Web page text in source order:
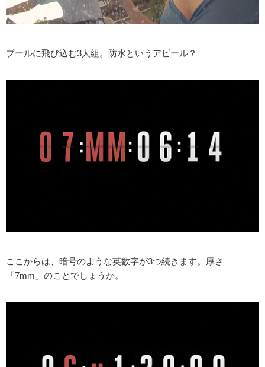
プールに飛び込む3人組。防水というアピール？
ここからは、暗号のような英数字が3つ続きます。厚さ
「7mm」のことでしょうか。